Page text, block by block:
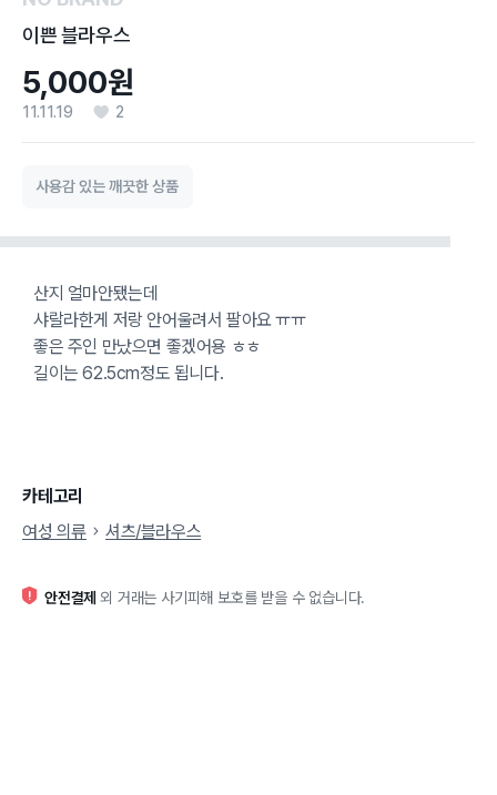
이쁜 블라우스
5,000원
11.11.19 2
사용감 있는 깨끗한 상품
산지 얼마안됐는데
샤랄라한게 저랑 안어울려서 팔아요 ㅠㅠ
좋은 주인 만났으면 좋겠어용 ㅎㅎ
길이는 62.5cm정도 됩니다.
카테고리
여성 의류
셔츠/블라우스
안전결제 외 거래는 사기피해 보호를 받을 수 없습니다.